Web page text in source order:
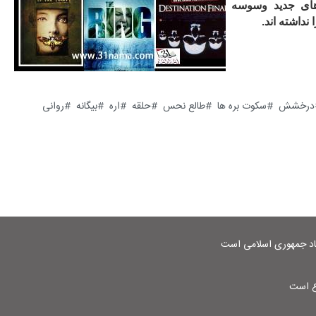
جدید وسوسه
اند.
درخشش سکوت بره ها طالع نحس حلقه اره بیگانه روانی
جمهوری اسلامی است